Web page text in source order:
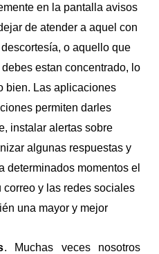
en la pantalla avisos
de atender a aquel con
o aquello que
estan concentrado, lo
bien. Las aplicaciones
permiten darles
instalar alertas sobre
algunas respuestas y
determinados momentos el
y las redes sociales
una mayor y mejor
. Muchas veces nosotros